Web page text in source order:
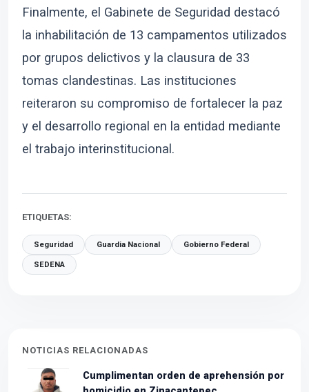
Finalmente, el Gabinete de Seguridad destacó
la inhabilitación de 13 campamentos utilizados
por grupos delictivos y la clausura de 33
tomas clandestinas. Las instituciones
reiteraron su compromiso de fortalecer la paz
y el desarrollo regional en la entidad mediante
el trabajo interinstitucional.
ETIQUETAS:
Seguridad Guardia Nacional Gobierno Federal
SEDENA
NOTICIAS RELACIONADAS
Cumplimentan orden de aprehensión por